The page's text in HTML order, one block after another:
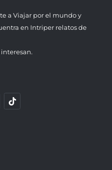
a Viajar por el mundo y
en Intriper relatos de